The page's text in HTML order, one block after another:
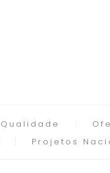
Qualidade
Projetos